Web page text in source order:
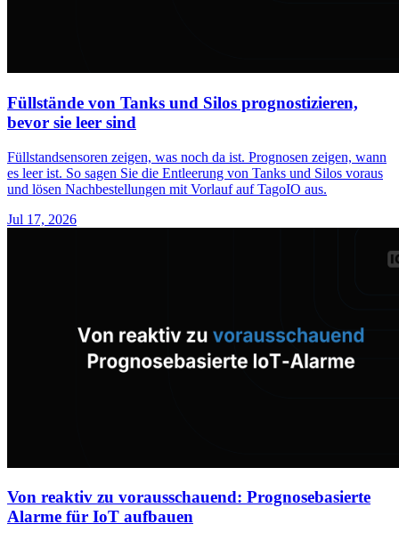
Füllstände von Tanks und Silos prognostizieren,
bevor sie leer sind
Füllstandsensoren zeigen, was noch da ist. Prognosen zeigen, wann
es leer ist. So sagen Sie die Entleerung von Tanks und Silos voraus
und lösen Nachbestellungen mit Vorlauf auf TagoIO aus.
Jul 17, 2026
Von reaktiv zu vorausschauend: Prognosebasierte
Alarme für IoT aufbauen